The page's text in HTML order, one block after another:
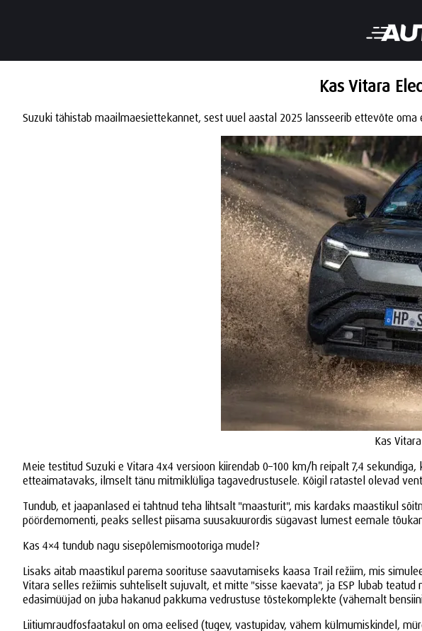
Kas Vitara
Suzuki tähistab maailmaesiettekannet, sest uuel aastal 2025 lansseerib ettevõte
Kas
Meie testitud Suzuki e Vitara 4x4 versioon kiirendab 0–100 km/h reipalt 7,4
etteaimatavaks, ilmselt tänu mitmiklüliga tagavedrustusele. Kõigil ratastel olevad
Tundub, et jaapanlased ei tahtnud teha lihtsalt "maasturit", mis kardaks maastikul
pöördemomenti, peaks sellest piisama suusakuurordis sügavast lumest eemale
Kas 4×4 tundub nagu sisepõlemismootoriga mudel?
Lisaks aitab maastikul parema soorituse saavutamiseks kaasa Trail režiim, mis
Vitara selles režiimis suhteliselt sujuvalt, et mitte "sisse kaevata", ja ESP lubab
edasimüüjad on juba hakanud pakkuma vedrustuse tõstekomplekte (vähemalt
Liitiumraudfosfaatakul on oma eelised (tugev, vastupidav, vähem külmumiskindel,